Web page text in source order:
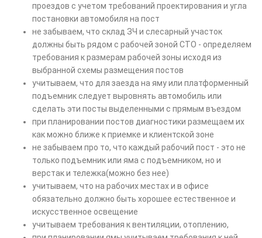
проездов с учетом требований проектирования и угла
постановки автомобиля на пост
не забываем, что склад ЗЧ и слесарный участок
должны быть рядом с рабочей зоной СТО - определяем
требования к размерам рабочей зоны исходя из
выбранной схемы размещения постов
учитываем, что для заезда на яму или платформенный
подъемник следует выровнять автомобиль или
сделать эти посты выделенными с прямым въездом
при планировании постов диагностики размещаем их
как можно ближе к приемке и клиентской зоне
не забываем про то, что каждый рабочий пост - это не
только подъемник или яма с подъемником, но и
верстак и тележка(можно без нее)
учитываем, что на рабочих местах и в офисе
обязательно должно быть хорошее естественное и
искусственное освещение
учитываем требования к вентиляции, отоплению,